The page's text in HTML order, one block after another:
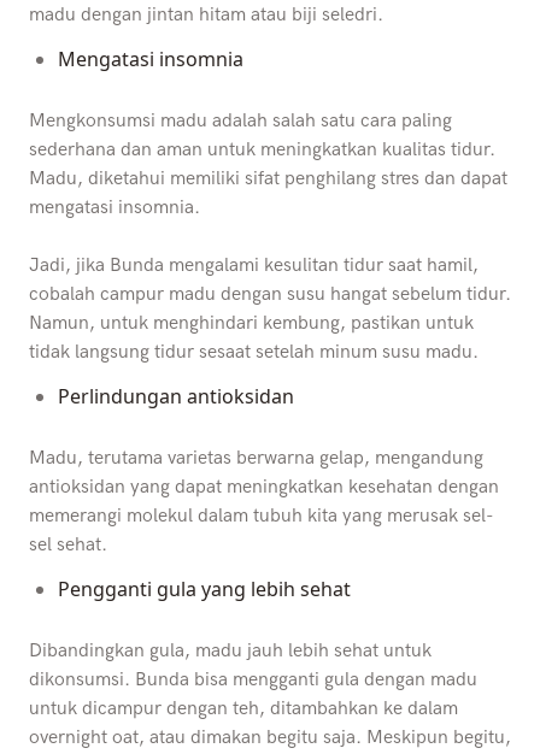
madu dengan jintan hitam atau biji seledri.
Mengatasi insomnia
Mengkonsumsi madu adalah salah satu cara paling
sederhana dan aman untuk meningkatkan kualitas tidur.
Madu, diketahui memiliki sifat penghilang stres dan dapat
mengatasi insomnia.
Jadi, jika Bunda mengalami kesulitan tidur saat hamil,
cobalah campur madu dengan susu hangat sebelum tidur.
Namun, untuk menghindari kembung, pastikan untuk
tidak langsung tidur sesaat setelah minum susu madu.
Perlindungan antioksidan
Madu, terutama varietas berwarna gelap, mengandung
antioksidan yang dapat meningkatkan kesehatan dengan
memerangi molekul dalam tubuh kita yang merusak sel-
sel sehat.
Pengganti gula yang lebih sehat
Dibandingkan gula, madu jauh lebih sehat untuk
dikonsumsi. Bunda bisa mengganti gula dengan madu
untuk dicampur dengan teh, ditambahkan ke dalam
overnight oat, atau dimakan begitu saja. Meskipun begitu,